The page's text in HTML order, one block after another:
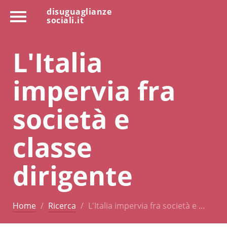
disuguaglianze
sociali.it
L'Italia
impervia fra
società e
classe
dirigente
Home Ricerca L'Italia impervia fra società e …